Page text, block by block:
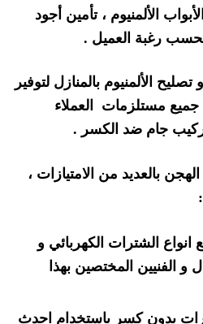
الألمنيوم ، تأمين أجود
بحسب رغبة العميل .
الألمنيوم بالمنازل لتوفير
جميع مستلزمات العملاء
جام ضد الكسر .
بالعديد من الامتيازات ،
انواع الشترات الكهربائي و
و الفنيين المختصين بهذا
بدون كسر باستخدام احدث